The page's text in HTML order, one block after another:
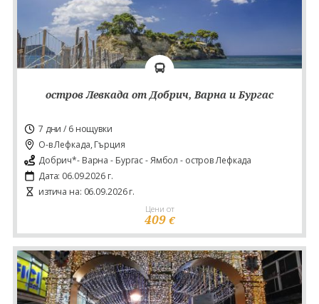
остров Левкада от Добрич, Варна и Бургас
7 дни / 6 нощувки
О-в Лефкада, Гърция
Добрич*- Варна - Бургас - Ямбол - остров Лефкада
Дата: 06.09.2026 г.
изтича на: 06.09.2026 г.
Цени от
409 €